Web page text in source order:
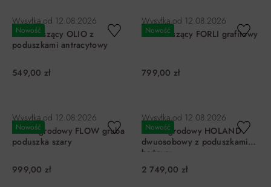
Nowość
Wysyłka od 12.08.2026
Fotel wiszący OLIO z
poduszkami antracytowy
549,00 zł
Nowość
Wysyłka od 12.08.2026
Fotel wiszący FORLI grafitowy
799,00 zł
Nowość
Wysyłka od 12.08.2026
Fotel ogrodowy FLOW gruba
poduszka szary
999,00 zł
Nowość
Wysyłka od 12.08.2026
Fotel ogrodowy HOLAND
dwuosobowy z poduszkami
beżowy
2 749,00 zł